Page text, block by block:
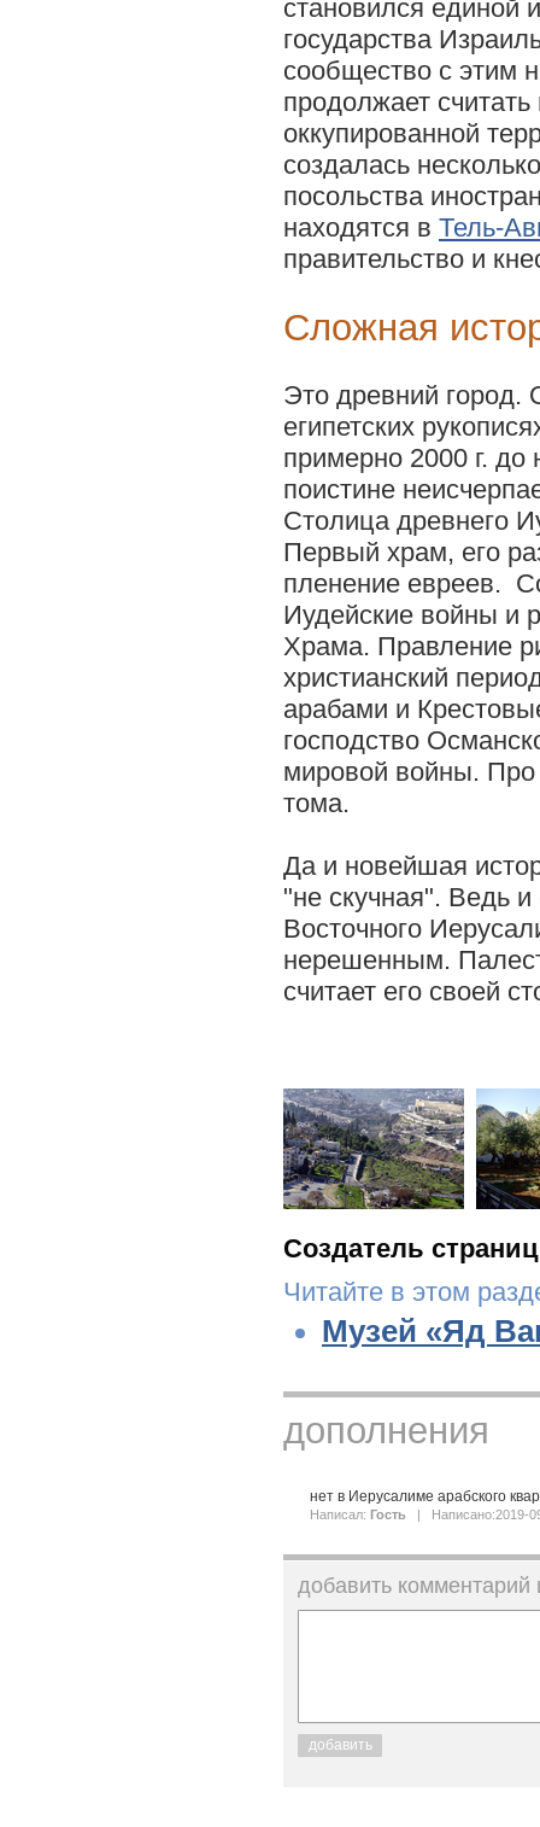
становился единой
государства
сообщество с этим
продолжает
оккупированной
создалась
посольства
находятся в Тель-
правительство и
Сложная
Это древний город.
египетских
примерно 2000 г.
поистине
Столица древнего
Первый храм, его
пленение евреев.
Иудейские войны и
Храма. Правление
христианский
арабами и
господство
мировой войны. Про
тома.
Да и новейшая
"не скучная". Ведь и
Восточного
нерешенным.
считает его своей
Создатель
Читайте в этом
Музей «Яд
дополнения
нет в Иерусалиме арабского
Написал: Гость | Написано:2019-
добавить
добавить